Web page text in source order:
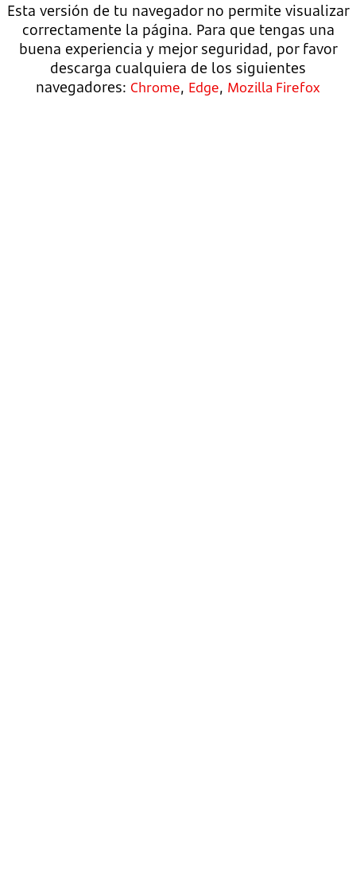
Esta versión de tu navegador no permite visualizar
correctamente la página. Para que tengas una
buena experiencia y mejor seguridad, por favor
descarga cualquiera de los siguientes
navegadores: Chrome, Edge, Mozilla Firefox